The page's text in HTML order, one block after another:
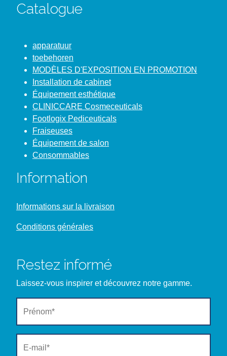
Catalogue
apparatuur
toebehoren
MODÈLES D'EXPOSITION EN PROMOTION
Installation de cabinet
Équipement esthétique
CLINICCARE Cosmeceuticals
Footlogix Pediceuticals
Fraiseuses
Équipement de salon
Consommables
Information
Informations sur la livraison
Conditions générales
Restez informé
Laissez-vous inspirer et découvrez notre gamme.